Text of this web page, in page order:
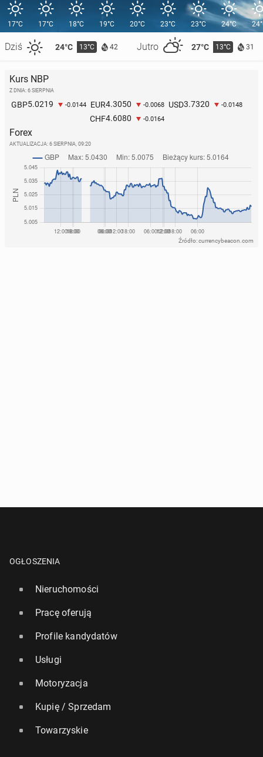
17°C
Dziś 24°C 13°C 42 Jutro 27°C 13°C 31
17°C 18°C 19°C 20°C 23°C 23°C 24°C
Kurs NBP
Z DNIA: 6 SIERPNIA
GBP5.0219 -0.0144 EUR4.3050 -0.0068 USD3.7320 -0.0148
CHF4.6080 -0.0164
Forex
AKTUALIZACJA: 6 SIERPNIA, 09:20
Źródło: currencybeacon.com
OGŁOSZENIA
Nieruchomości
Pracę oferują
Profile kandydatów
Usługi
Motoryzacja
Kupię / Sprzedam
Towarzyskie